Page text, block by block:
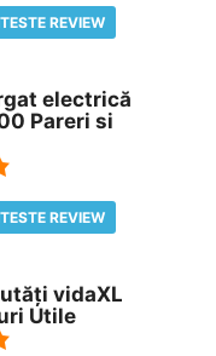
REVIEW
electrică
Pareri si
REVIEW
vidaXL
Utile